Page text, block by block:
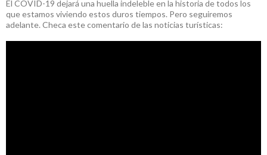
El COVID-19 dejará una huella indeleble en la historia de todos los
que estamos viviendo estos duros tiempos. Pero seguiremos
adelante. Checa este comentario de las noticias turísticas: